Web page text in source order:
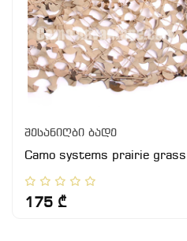
შესანიღბი ბადე
Camo systems prairie
175 ₾